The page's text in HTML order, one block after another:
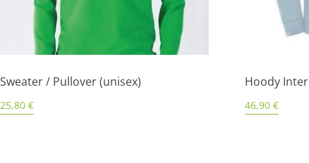
Sweater / Pullover (unisex)
25,80 €
Hoody
46,90€